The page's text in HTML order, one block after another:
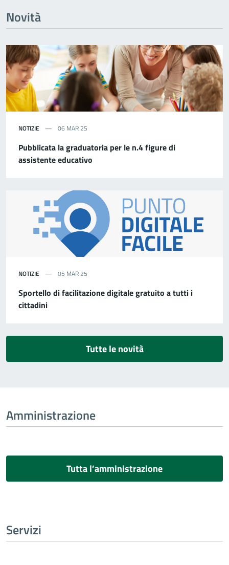
Novità
NOTIZIE 06 MAR 25
Pubblicata la graduatoria per le n.4 figure di
assistente educativo
NOTIZIE 05 MAR 25
Sportello di facilitazione digitale gratuito a tutti i
cittadini
Tutte le novità
Amministrazione
Tutta l’amministrazione
Servizi